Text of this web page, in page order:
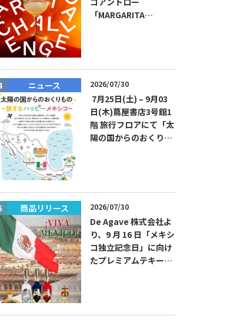
「MARGARITA
無料！
ニュース 2026/07/30
7月25日(土) – 9月03
日(木)蔦屋書店3号館1
階 旅行フロアにて「太
陽の国からのおくりも
商品リリース 2026/07/30
De Agave 株式会社よ
り、9 月 16 日「メキシ
コ独立記念日」に向け
たプレミアムテキーラ